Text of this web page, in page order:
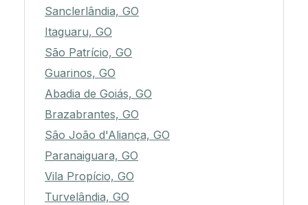
Sanclerlândia, GO
Itaguaru, GO
São Patrício, GO
Guarinos, GO
Abadia de Goiás, GO
Brazabrantes, GO
São João d'Aliança, GO
Paranaiguara, GO
Vila Propício, GO
Turvelândia, GO